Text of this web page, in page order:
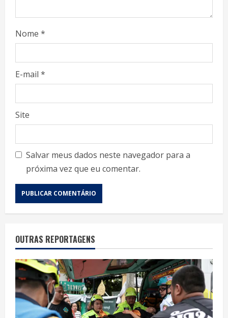
Nome *
E-mail *
Site
Salvar meus dados neste navegador para a
próxima vez que eu comentar.
OUTRAS REPORTAGENS